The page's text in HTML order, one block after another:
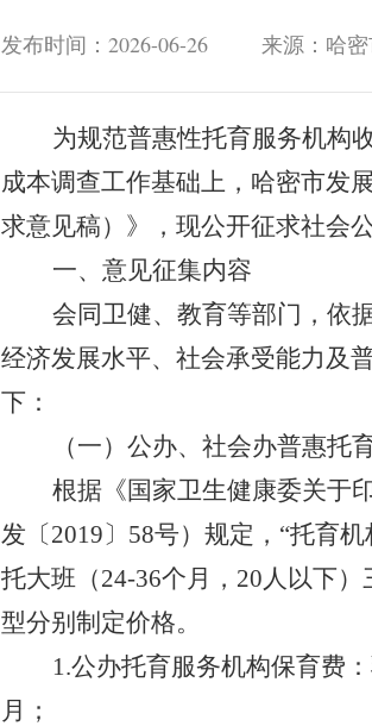
发布时间：2026-06-26 来源：哈
为规范普惠性托育服务机构
成本调查工作基础上，哈密市发
求意见稿）》，现公开征求社会
一、 意见征集内容
会同卫健、教育等部门， 依
经济发展水平、社会承受能力及
下：
（一）公办、社会办普惠托
根据《国家卫生健康委关于
发 〔2019〕 58号）规定， “托育
托大班（24-36个月， 20 人以下）
型分别制定价格。
1.公办托育服务机构保育费：
月；